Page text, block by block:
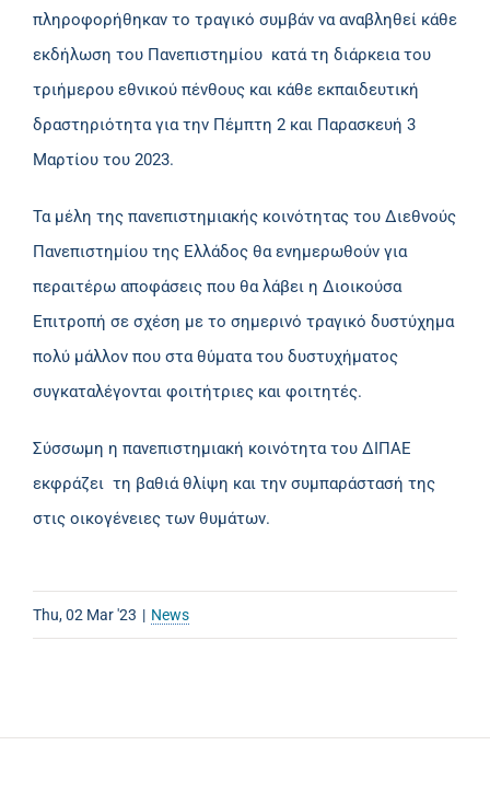
πληροφορήθηκαν το τραγικό συμβάν να αναβληθεί κάθε
εκδήλωση του Πανεπιστημίου κατά τη διάρκεια του
τριήμερου εθνικού πένθους και κάθε εκπαιδευτική
δραστηριότητα για την Πέμπτη 2 και Παρασκευή 3
Μαρτίου του 2023.
Τα μέλη της πανεπιστημιακής κοινότητας του Διεθνούς
Πανεπιστημίου της Ελλάδος θα ενημερωθούν για
περαιτέρω αποφάσεις που θα λάβει η Διοικούσα
Επιτροπή σε σχέση με το σημερινό τραγικό δυστύχημα
πολύ μάλλον που στα θύματα του δυστυχήματος
συγκαταλέγονται φοιτήτριες και φοιτητές.
Σύσσωμη η πανεπιστημιακή κοινότητα του ΔΙΠΑΕ
εκφράζει τη βαθιά θλίψη και την συμπαράστασή της
στις οικογένειες των θυμάτων.
Thu, 02 Mar '23 | News